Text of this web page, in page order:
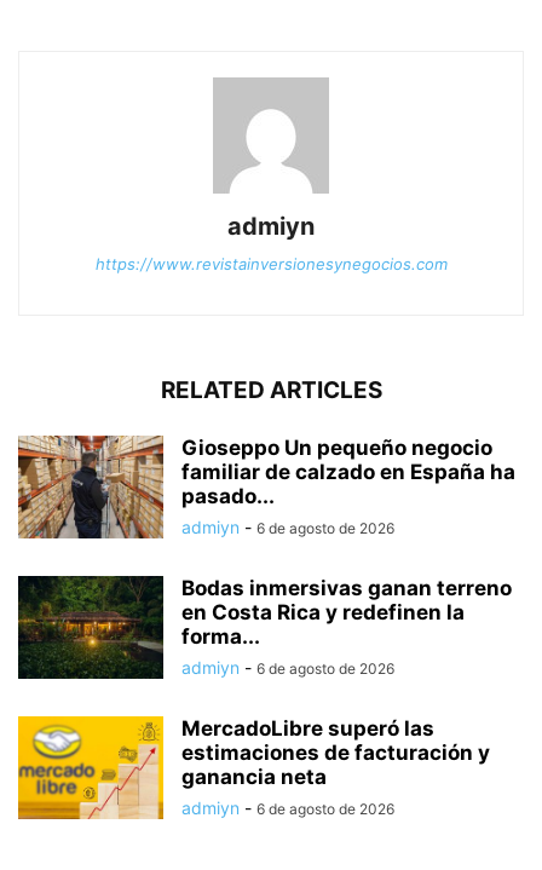
admiyn
https://www.revistainversionesynegocios.com
RELATED ARTICLES
Gioseppo Un pequeño negocio
familiar de calzado en España ha
pasado...
admiyn - 6 de agosto de 2026
Bodas inmersivas ganan terreno
en Costa Rica y redefinen la
forma...
admiyn - 6 de agosto de 2026
MercadoLibre superó las
estimaciones de facturación y
ganancia neta
admiyn - 6 de agosto de 2026